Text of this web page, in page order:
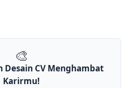
🎨
Desain CV Menghambat
Karirmu!